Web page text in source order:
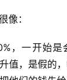
像：
，一开始是
值，是假的